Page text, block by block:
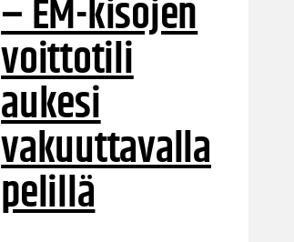
– EM-kisojen
voittotili
aukesi
vakuuttavalla
pelillä